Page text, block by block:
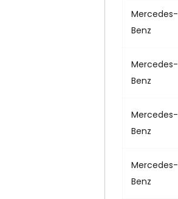
Mercedes-
Benz
Mercedes-
Benz
Mercedes-
Benz
Mercedes-
Benz